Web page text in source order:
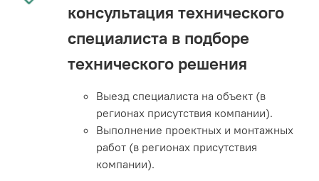
консультация технического
специалиста в подборе
технического решения
Выезд специалиста на объект (в
регионах присутствия компании).
Выполнение проектных и монтажных
работ (в регионах присутствия
компании).